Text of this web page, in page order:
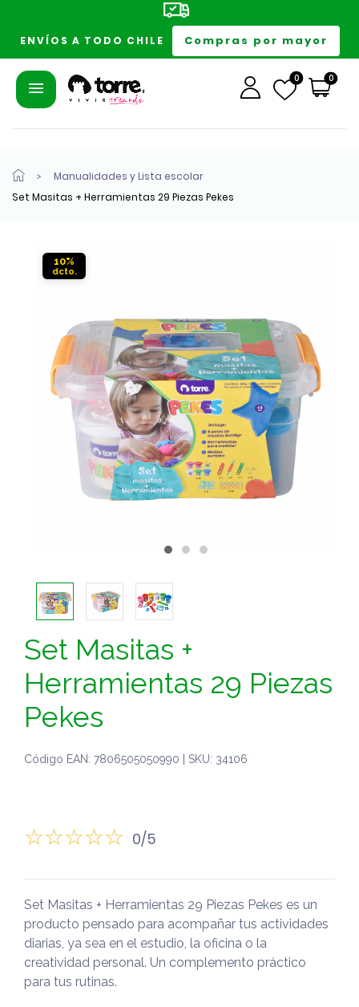
ENVÍOS A TODO CHILE Compras por mayor
0 0
Manualidades y Lista escolar
Set Masitas + Herramientas 29 Piezas Pekes
10%
Set Masitas +
Herramientas 29 Piezas
Pekes
Código EAN: 7806505050990 | SKU: 34106
0/5
Set Masitas + Herramientas 29 Piezas Pekes es un
producto pensado para acompañar tus actividades
diarias, ya sea en el estudio, la oficina o la
creatividad personal. Un complemento práctico
para tus rutinas.